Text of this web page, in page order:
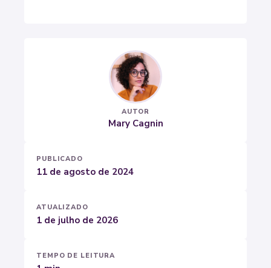
AUTOR
Mary Cagnin
PUBLICADO
11 de agosto de 2024
ATUALIZADO
1 de julho de 2026
TEMPO DE LEITURA